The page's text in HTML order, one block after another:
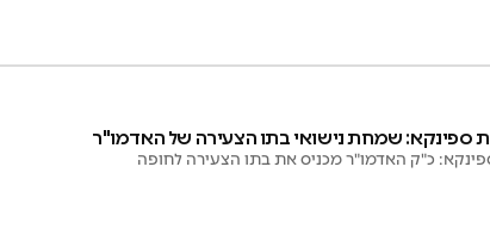
ספינקא: שמחת נישואי בתו הצעירה של האדמו"ר
כ"ק האדמו"ר מכניס את בתו הצעירה לחופה